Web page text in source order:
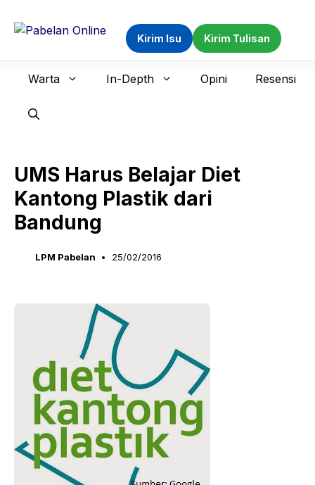
Kirim Isu Kirim Tulisan
Warta In-Depth Opini Resensi
UMS Harus Belajar Diet
Kantong Plastik dari
Bandung
LPM Pabelan 25/02/2016